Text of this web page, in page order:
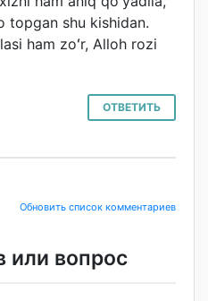
topgan shu kishidan.
ham zoʻr, Alloh rozi
ОТВЕТИТЬ
Обновить список комментариев
или вопрос